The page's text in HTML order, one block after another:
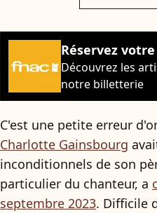
Réservez
Découvrez les
notre billetterie
C'est une petite erreur
Charlotte Gainsbourg
inconditionnels de son
particulier du chanteur, a
septembre 2023. Difficile